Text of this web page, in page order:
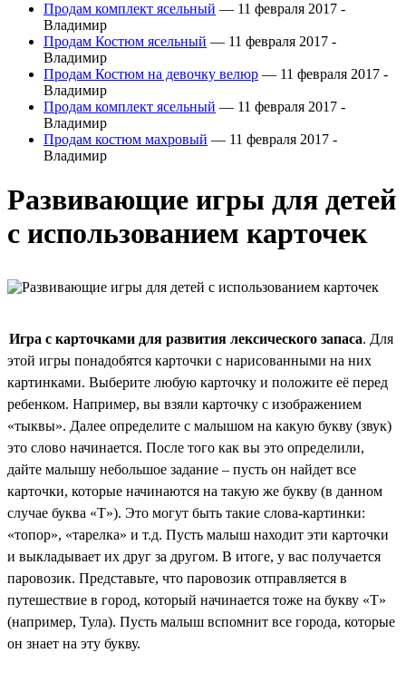
Продам комплект ясельный — 11 февраля 2017 -
Владимир
Продам Костюм ясельный — 11 февраля 2017 -
Владимир
Продам Костюм на девочку велюр — 11 февраля 2017 -
Владимир
Продам комплект ясельный — 11 февраля 2017 -
Владимир
Продам костюм махровый — 11 февраля 2017 -
Владимир
Развивающие игры для детей
с использованием карточек
Игра с карточками для развития лексического запаса. Для
этой игры понадобятся карточки с нарисованными на них
картинками. Выберите любую карточку и положите её перед
ребенком. Например, вы взяли карточку с изображением
«тыквы». Далее определите с малышом на какую букву (звук)
это слово начинается. После того как вы это определили,
дайте малышу небольшое задание – пусть он найдет все
карточки, которые начинаются на такую же букву (в данном
случае буква «Т»). Это могут быть такие слова-картинки:
«топор», «тарелка» и т.д. Пусть малыш находит эти карточки
и выкладывает их друг за другом. В итоге, у вас получается
паровозик. Представьте, что паровозик отправляется в
путешествие в город, который начинается тоже на букву «Т»
(например, Тула). Пусть малыш вспомнит все города, которые
он знает на эту букву.